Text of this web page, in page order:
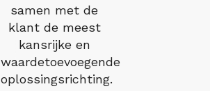
samen met de
klant de meest
kansrijke en
waardetoevoegende
oplossingsrichting.